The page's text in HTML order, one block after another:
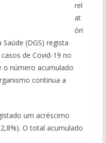
rel
at
óri
(DGS) regista
de Covid-19 no
o número acumulado
continua a
um acréscimo
O total acumulado